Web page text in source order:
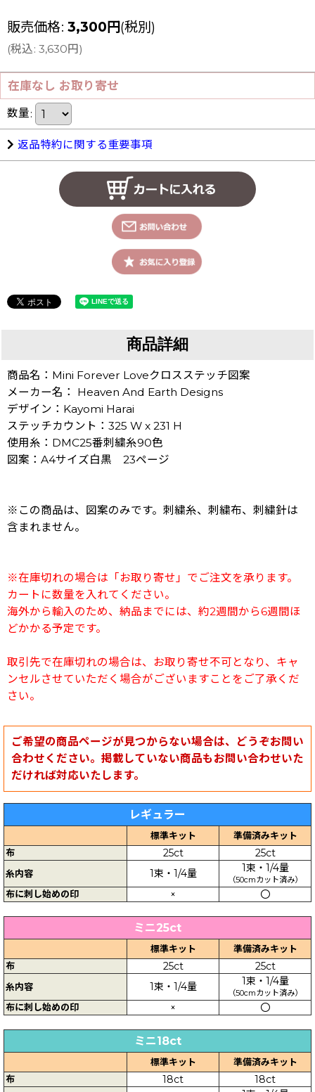
販売価格: 3,300 円(税別)
(税込: 3,630円 )
在庫なし お取り寄せ
数量:
返品特約に関する重要事項
商品詳細
商品名：Mini Forever Loveクロスステッチ図案
メーカー名： Heaven And Earth Designs
デザイン：Kayomi Harai
ステッチカウント：325 W x 231 H
使用糸：DMC25番刺繍糸90色
図案：A4サイズ白黒 23ページ
※この商品は、図案のみです。刺繍糸、刺繍布、刺繍針は
含まれません。
※在庫切れの場合は「お取り寄せ」でご注文を承ります。
カートに数量を入れてください。
海外から輸入のため、納品までには、約2週間から6週間ほ
どかかる予定です。
取引先で在庫切れの場合は、お取り寄せ不可となり、キャ
ンセルさせていただく場合がございますことをご了承くだ
さい。
ご希望の商品ページが見つからない場合は、どうぞお問い
合わせください。掲載していない商品もお問い合わせいた
だければ対応いたします。
レギュラー
標準キット
準備済みキット
布
25ct 25ct
糸内容 1束・1/4量 1束・1/4量
（50cmカット済み）
布に刺し始めの印 × 〇
ミニ25ct
標準キット
準備済みキット
布
25ct 25ct
糸内容 1束・1/4量 1束・1/4量
（50cmカット済み）
布に刺し始めの印 × 〇
ミニ18ct
標準キット
準備済みキット
布
18ct
18ct